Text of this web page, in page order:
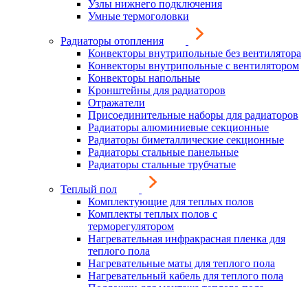
Узлы нижнего подключения
Умные термоголовки
Радиаторы отопления
Конвекторы внутрипольные без вентилятора
Конвекторы внутрипольные с вентилятором
Конвекторы напольные
Кронштейны для радиаторов
Отражатели
Присоединительные наборы для радиаторов
Радиаторы алюминиевые секционные
Радиаторы биметаллические секционные
Радиаторы стальные панельные
Радиаторы стальные трубчатые
Теплый пол
Комплектующие для теплых полов
Комплекты теплых полов с
терморегулятором
Нагревательная инфракрасная пленка для
теплого пола
Нагревательные маты для теплого пола
Нагревательный кабель для теплого пола